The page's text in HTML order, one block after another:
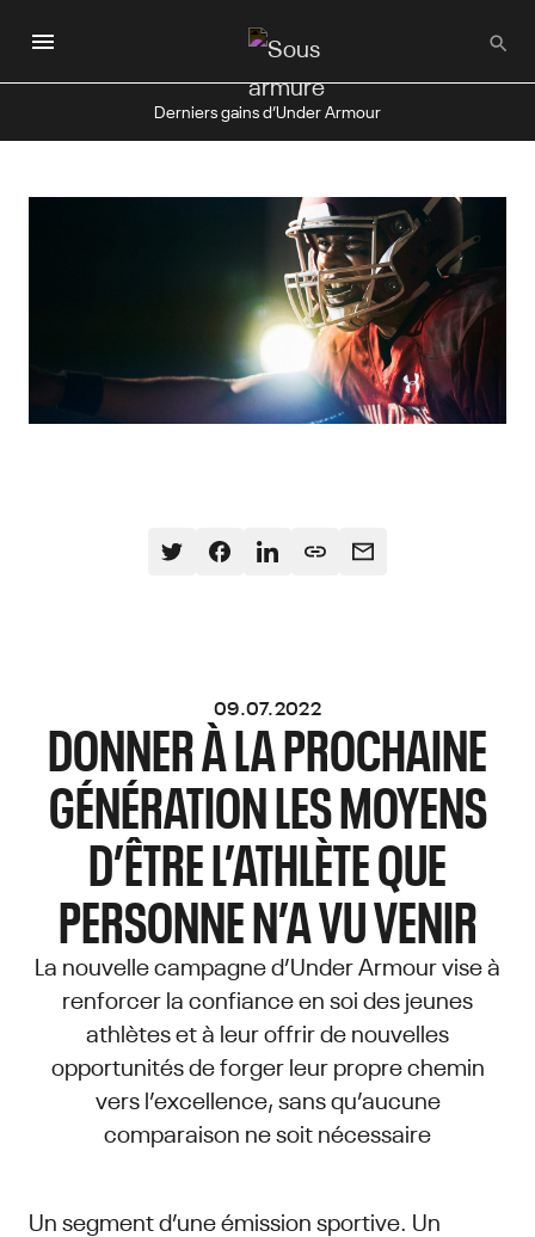
au
principal
Derniers gains d’Under Armour
09.07.2022
DONNER À LA PROCHAINE
GÉNÉRATION LES MOYENS
D’ÊTRE L’ATHLÈTE QUE
PERSONNE N’A VU VENIR
La nouvelle campagne d’Under Armour vise à
renforcer la confiance en soi des jeunes
athlètes et à leur offrir de nouvelles
opportunités de forger leur propre chemin
vers l’excellence, sans qu’aucune
comparaison ne soit nécessaire
Un segment d’une émission sportive. Un